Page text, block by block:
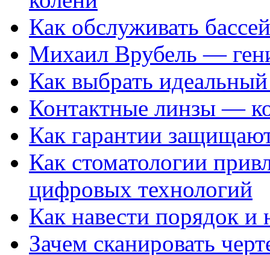
Как обслуживать
Михаил Врубель —
Как выбрать
Контактные линзы —
Как гарантии
Как стоматологии
цифровых технологий
Как навести порядок и
Зачем сканировать